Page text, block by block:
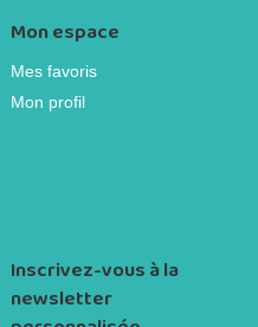
Mon espace
Mes favoris
Mon profil
Inscrivez-vous à la
newsletter